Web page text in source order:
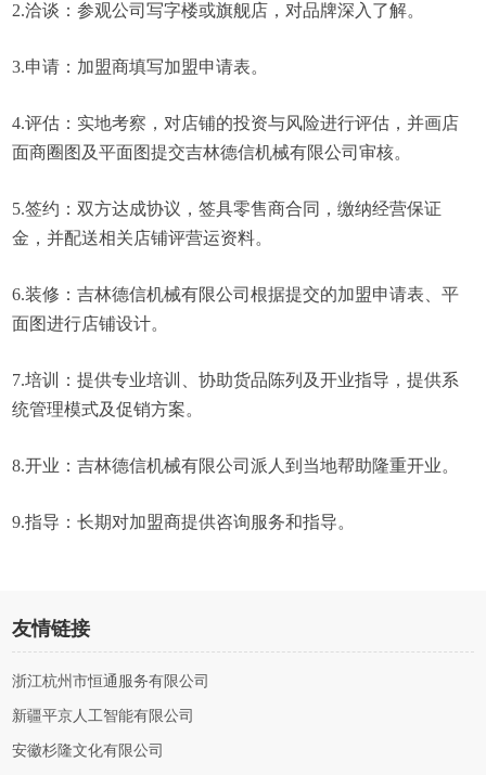
2.洽谈：参观公司写字楼或旗舰店，对品牌深入了解。
3.申请：加盟商填写加盟申请表。
4.评估：实地考察，对店铺的投资与风险进行评估，并画店
面商圈图及平面图提交吉林德信机械有限公司审核。
5.签约：双方达成协议，签具零售商合同，缴纳经营保证
金，并配送相关店铺评营运资料。
6.装修：吉林德信机械有限公司根据提交的加盟申请表、平
面图进行店铺设计。
7.培训：提供专业培训、协助货品陈列及开业指导，提供系
统管理模式及促销方案。
8.开业：吉林德信机械有限公司派人到当地帮助隆重开业。
9.指导：长期对加盟商提供咨询服务和指导。
友情链接
浙江杭州市恒通服务有限公司
新疆平京人工智能有限公司
安徽杉隆文化有限公司